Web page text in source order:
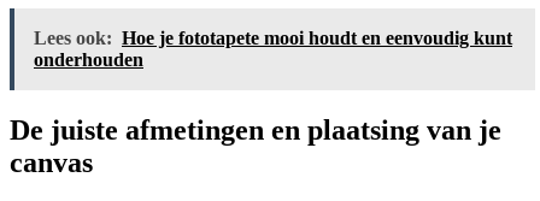
Lees ook: Hoe je fototapete mooi houdt en eenvoudig kunt
onderhouden
De juiste afmetingen en plaatsing van je
canvas